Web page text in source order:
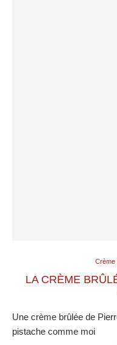
Crème
LA CRÈME
Une crème brûlée de
pistache comme moi